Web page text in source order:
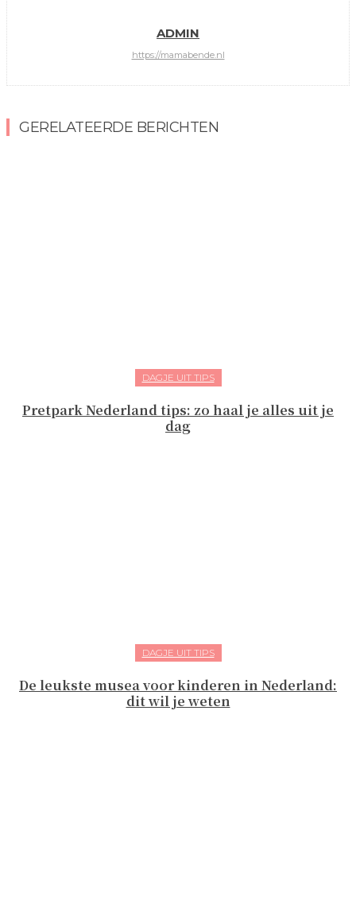
ADMIN
https://mamabende.nl
GERELATEERDE BERICHTEN
DAGJE UIT TIPS
Pretpark Nederland tips: zo haal je alles uit je
dag
DAGJE UIT TIPS
De leukste musea voor kinderen in Nederland:
dit wil je weten